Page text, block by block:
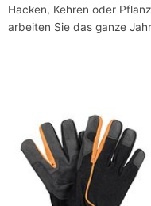
Hacken, Kehren oder
arbeiten Sie das ganze